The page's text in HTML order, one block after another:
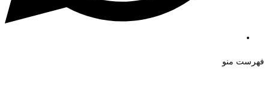
فهرست منو